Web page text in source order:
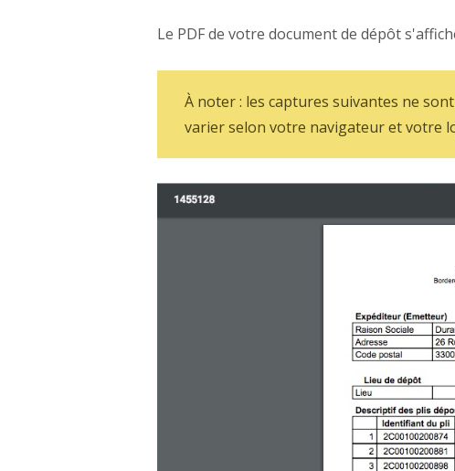
Le PDF de votre document de dépôt
À noter : les captures suivantes ne
varier selon votre navigateur et votre